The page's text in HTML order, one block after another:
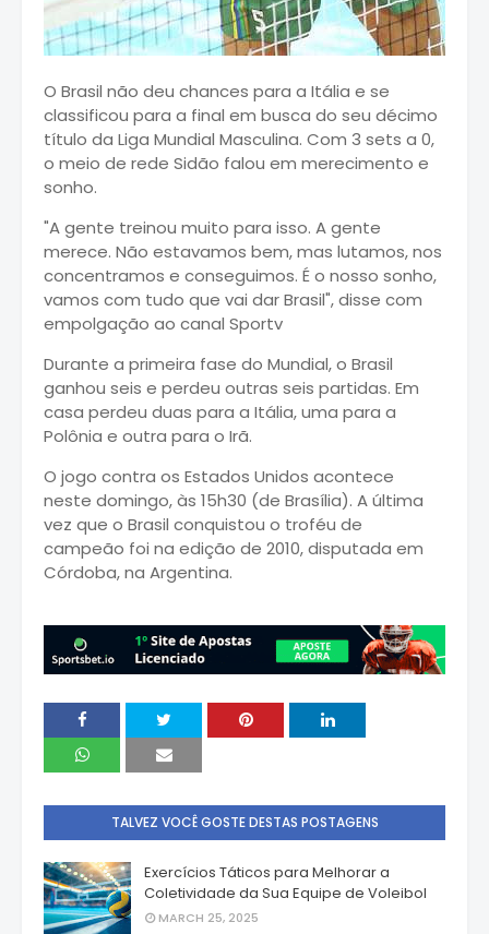
O Brasil não deu chances para a Itália e se
classificou para a final em busca do seu décimo
título da Liga Mundial Masculina. Com 3 sets a 0,
o meio de rede Sidão falou em merecimento e
sonho.
"A gente treinou muito para isso. A gente
merece. Não estavamos bem, mas lutamos, nos
concentramos e conseguimos. É o nosso sonho,
vamos com tudo que vai dar Brasil", disse com
empolgação ao canal Sportv
Durante a primeira fase do Mundial, o Brasil
ganhou seis e perdeu outras seis partidas. Em
casa perdeu duas para a Itália, uma para a
Polônia e outra para o Irã.
O jogo contra os Estados Unidos acontece
neste domingo, às 15h30 (de Brasília). A última
vez que o Brasil conquistou o troféu de
campeão foi na edição de 2010, disputada em
Córdoba, na Argentina.
TALVEZ VOCÊ GOSTE DESTAS POSTAGENS
Exercícios Táticos para Melhorar a
Coletividade da Sua Equipe de Voleibol
MARCH 25, 2025